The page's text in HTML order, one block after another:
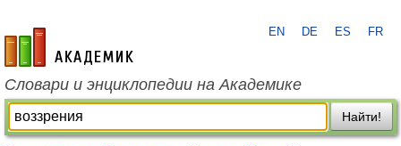
academic.ru
EN DE ES FR
Словари и энциклопедии на Академике
Найти!